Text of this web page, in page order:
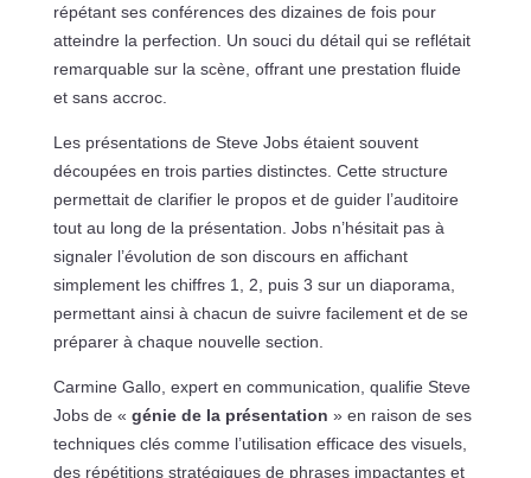
répétant ses conférences des dizaines de fois pour
atteindre la perfection. Un souci du détail qui se reflétait
remarquable sur la scène, offrant une prestation fluide
et sans accroc.
Les présentations de Steve Jobs étaient souvent
découpées en trois parties distinctes. Cette structure
permettait de clarifier le propos et de guider l’auditoire
tout au long de la présentation. Jobs n’hésitait pas à
signaler l’évolution de son discours en affichant
simplement les chiffres 1, 2, puis 3 sur un diaporama,
permettant ainsi à chacun de suivre facilement et de se
préparer à chaque nouvelle section.
Carmine Gallo, expert en communication, qualifie Steve
Jobs de « génie de la présentation » en raison de ses
techniques clés comme l’utilisation efficace des visuels,
des répétitions stratégiques de phrases impactantes et